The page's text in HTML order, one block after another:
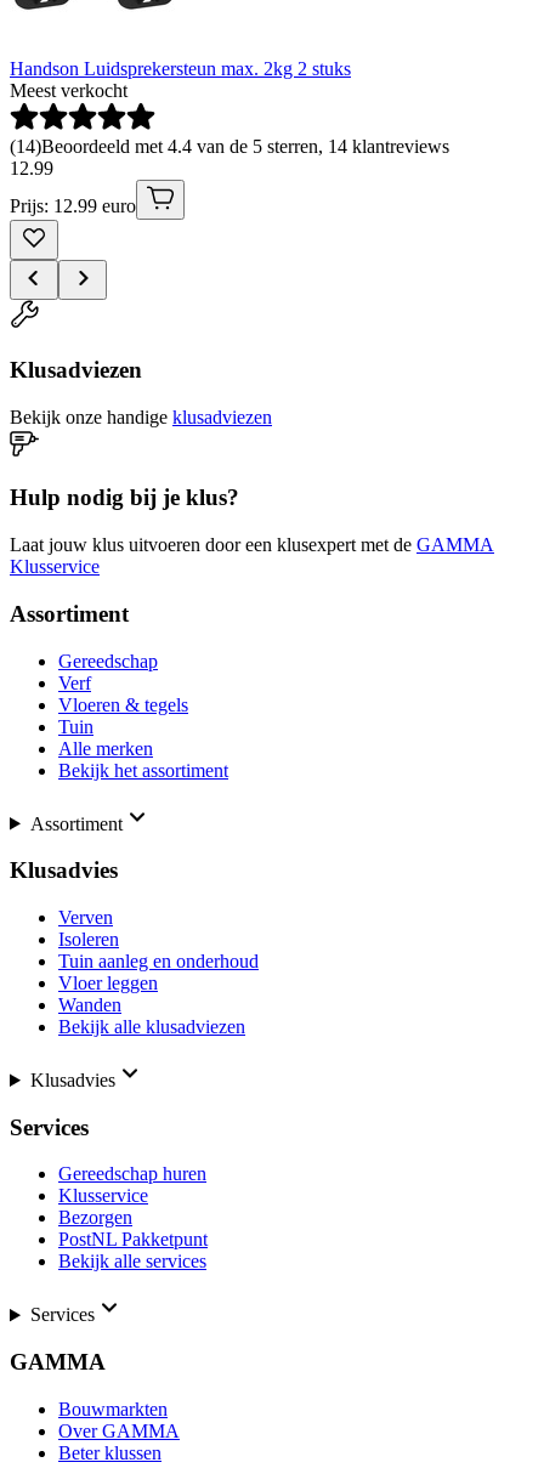
Handson Luidsprekersteun max. 2kg 2 stuks
Meest verkocht
(14)Beoordeeld met 4.4 van de 5 sterren, 14 klantreviews
12.99
Prijs: 12.99 euro
Klusadviezen
Bekijk onze handige klusadviezen
Hulp nodig bij je klus?
Laat jouw klus uitvoeren door een klusexpert met de GAMMA
Klusservice
Assortiment
Gereedschap
Verf
Vloeren & tegels
Tuin
Alle merken
Bekijk het assortiment
Assortiment
Klusadvies
Verven
Isoleren
Tuin aanleg en onderhoud
Vloer leggen
Wanden
Bekijk alle klusadviezen
Klusadvies
Services
Gereedschap huren
Klusservice
Bezorgen
PostNL Pakketpunt
Bekijk alle services
Services
GAMMA
Bouwmarkten
Over GAMMA
Beter klussen